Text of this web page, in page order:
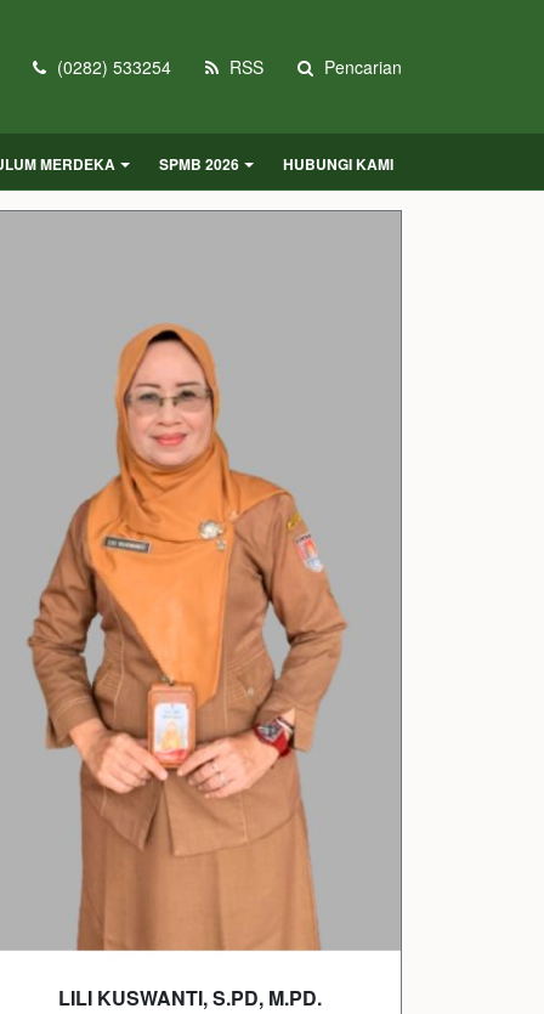
(0282) 533254 RSS Pencarian
MERDEKA SPMB 2026 HUBUNGI KAMI
LILI KUSWANTI, S.PD, M.PD.